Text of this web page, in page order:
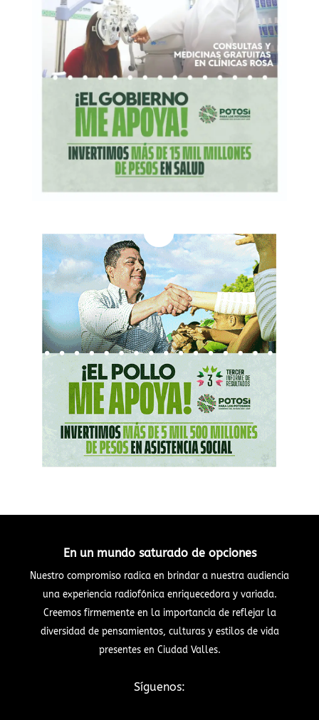
En un mundo saturado de opciones
Nuestro compromiso radica en brindar a nuestra audiencia
una experiencia radiofónica enriquecedora y variada.
Creemos firmemente en la importancia de reflejar la
diversidad de pensamientos, culturas y estilos de vida
presentes en Ciudad Valles.
Síguenos: